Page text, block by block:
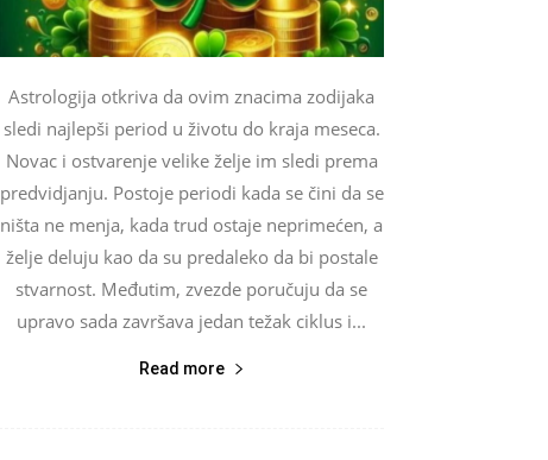
Astrologija otkriva da ovim znacima zodijaka
sledi najlepši period u životu do kraja meseca.
Novac i ostvarenje velike želje im sledi prema
predvidjanju. Postoje periodi kada se čini da se
ništa ne menja, kada trud ostaje neprimećen, a
želje deluju kao da su predaleko da bi postale
stvarnost. Međutim, zvezde poručuju da se
upravo sada završava jedan težak ciklus i...
Read more